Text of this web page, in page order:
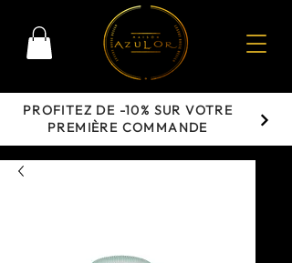
PROFITEZ DE -10% SUR VOTRE
PREMIÈRE COMMANDE